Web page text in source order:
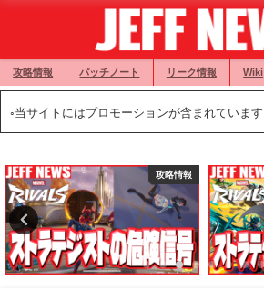
攻略情報 パッチノート リーク情報 Wiki
◦当サイトにはプロモーションが含まれています
攻略情報